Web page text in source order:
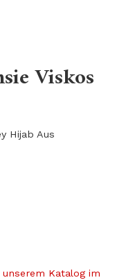
Viskos
Hijab Aus
Katalog im